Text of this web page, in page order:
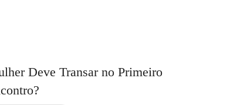
Deve Transar no Primeiro